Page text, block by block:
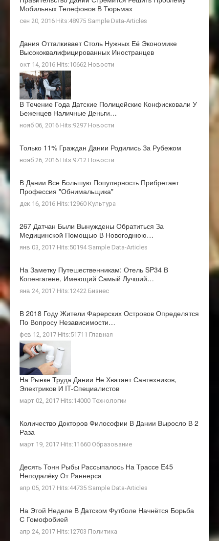
Мобильных Телефонов В Тюрьмах
сен 20, 2016 Hits:48975 Sample Data-Articles
Дания Отталкивает Столь Нужных Её Экономике
Высококвалифицированных Иностранцев
окт 14, 2016 Hits:10662 Новости
В Течение Года Датские Полицейские Конфисковали У
Беженцев Наличные Деньги…
нояб 06, 2016 Hits:9297 Новости
Только 11% Граждан Дании Родились За Рубежом
нояб 26, 2016 Hits:9712 Новости
В Дании Все Большую Популярность Прибретает
Профессия "обнимальщика"
дек 16, 2016 Hits:12960 Культура
267 Датчан Были Вынуждены Обратиться За
Медицинской Помощью В Новогоднюю…
янв 03, 2017 Hits:50194 Sample Data-Articles
На Заметку Путешественникам: Отель SP34 В
Копенгагене, Имеющий Самый Лучший…
янв 24, 2017 Hits:12422 Бизнес
В 2018 Году Жители Фарерских Островов Определятся
По Вопросу Независимости…
фев 12, 2017 Hits:51711 Главная
На Рынке Труда Дании Не Хватает Сантехников,
Электриков И IT-Специалистов
март 02, 2017 Hits:14000 Технологии
Количество Докторов Философии В Дании Выросло В 2
Раза
март 19, 2017 Hits:11660 Образование
Десять Тонн Рыбы Рассыпалось На Трассе E45
Неподалёку От Раннерса
апр 05, 2017 Hits:44735 Sample Data-Articles
На Этой Неделе В Датском Футболе Начнётся Борьба
С Гомофобией
апр 24, 2017 Hits:12703 Политика